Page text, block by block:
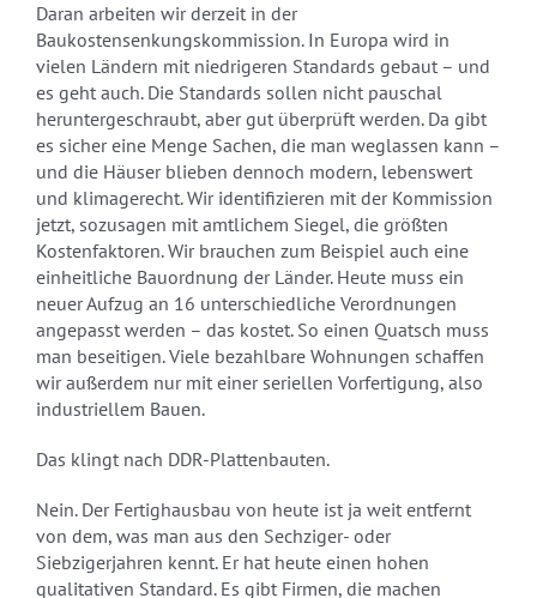
Daran arbeiten wir derzeit in der
Baukostensenkungskommission. In Europa wird in
vielen Ländern mit niedrigeren Standards gebaut – und
es geht auch. Die Standards sollen nicht pauschal
heruntergeschraubt, aber gut überprüft werden. Da gibt
es sicher eine Menge Sachen, die man weglassen kann –
und die Häuser blieben dennoch modern, lebenswert
und klimagerecht. Wir identifizieren mit der Kommission
jetzt, sozusagen mit amtlichem Siegel, die größten
Kostenfaktoren. Wir brauchen zum Beispiel auch eine
einheitliche Bauordnung der Länder. Heute muss ein
neuer Aufzug an 16 unterschiedliche Verordnungen
angepasst werden – das kostet. So einen Quatsch muss
man beseitigen. Viele bezahlbare Wohnungen schaffen
wir außerdem nur mit einer seriellen Vorfertigung, also
industriellem Bauen.
Das klingt nach DDR-Plattenbauten.
Nein. Der Fertighausbau von heute ist ja weit entfernt
von dem, was man aus den Sechziger- oder
Siebzigerjahren kennt. Er hat heute einen hohen
qualitativen Standard. Es gibt Firmen, die machen